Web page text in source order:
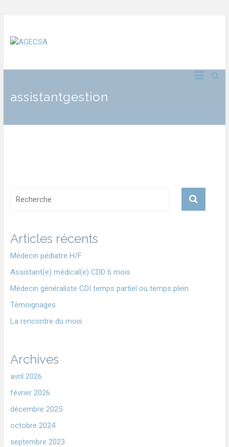
assistantgestion
Articles récents
Médecin pédiatre H/F
Assistant(e) médical(e) CDD 6 mois
Médecin généraliste CDI temps partiel ou temps plein
Témoignages
La rencontre du mois
Archives
avril 2026
février 2026
décembre 2025
octobre 2024
septembre 2023